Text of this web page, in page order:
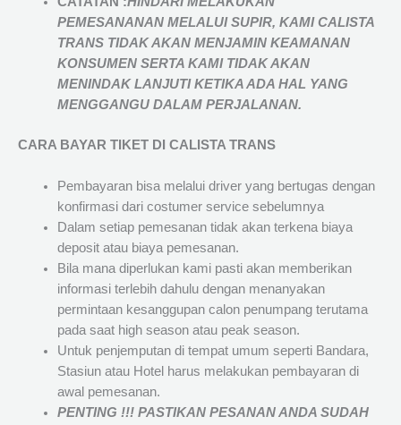
PEMESANANAN MELALUI SUPIR, KAMICALISTA
TRANSTIDAK AKAN MENJAMINKEAMANAN
KONSUMEN SERTA KAMI TIDAK AKAN
MENINDAK LANJUTI KETIKA ADA HAL YANG
MENGGANGU DALAM PERJALANAN.
CARA BAYAR TIKET DI CALISTA TRANS
Pembayaran bisa melalui driver yang bertugas dengan
konfirmasi dari costumer service sebelumnya
Dalam setiap pemesanan tidak akan terkena biaya
deposit atau biaya pemesanan.
Bila mana diperlukan kami pasti akan memberikan
informasi terlebih dahulu dengan menanyakan
permintaan kesanggupan calon penumpang terutama
pada saat high season atau peak season.
Untuk penjemputan di tempat umum seperti Bandara,
Stasiun atau Hotel harus melakukan pembayaran di
awal pemesanan.
PENTING !!! PASTIKAN PESANAN ANDA SUDAH